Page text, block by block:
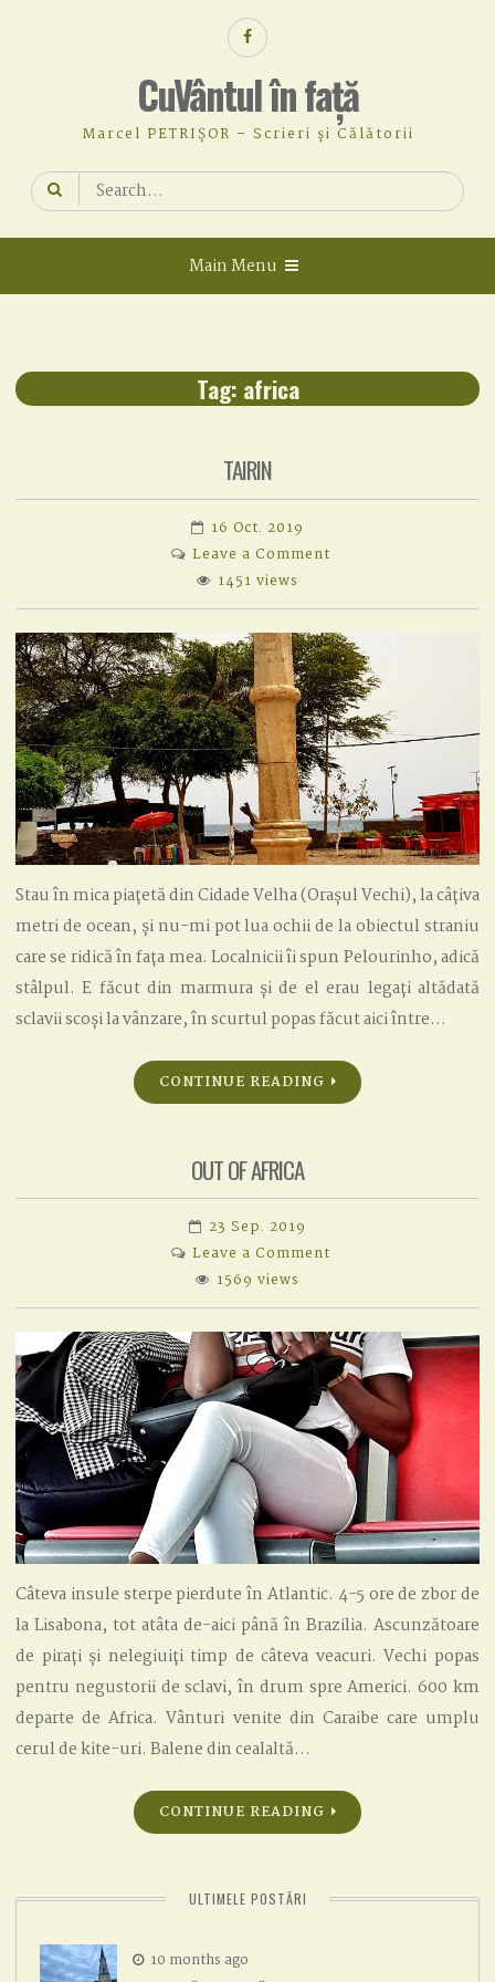
Facebook
CuVântul în față
Marcel PETRIȘOR – Scrieri și Călătorii
Search
for:
Main Menu
Tag: africa
TAIRIN
16 Oct. 2019
Leave a Comment
1451 views
Stau în mica piațetă din Cidade Velha (Orașul Vechi), la câțiva
metri de ocean, și nu-mi pot lua ochii de la obiectul straniu
care se ridică în fața mea. Localnicii îi spun Pelourinho, adică
stâlpul. E făcut din marmura și de el erau legați altădată
sclavii scoși la vânzare, în scurtul popas făcut aici între…
CONTINUE READING
OUT OF AFRICA
23 Sep. 2019
Leave a Comment
OF
AFRICA
1569 views
Câteva insule sterpe pierdute în Atlantic. 4-5 ore de zbor de
la Lisabona, tot atâta de-aici până în Brazilia. Ascunzătoare
de pirați și nelegiuiți timp de câteva veacuri. Vechi popas
pentru negustorii de sclavi, în drum spre Americi. 600 km
departe de Africa. Vânturi venite din Caraibe care umplu
cerul de kite-uri. Balene din cealaltă…
CONTINUE READING
ULTIMELE POSTĂRI
10 months ago